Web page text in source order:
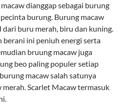
dianggap sebagai burung
burung. Burung macaw
buru merah, biru dan kuning.
berani ini peniuh energi serta
bruung macaw juga
beo paling populer setiap
macaw salah satunya
Scarlet Macaw termasuk